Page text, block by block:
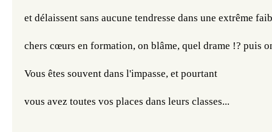
et délaissent sans aucune tendresse dans une extrême
chers cœurs en formation, on blâme, quel drame !? puis
Vous êtes souvent dans l'impasse, et pourtant
vous avez toutes vos places dans leurs classes...